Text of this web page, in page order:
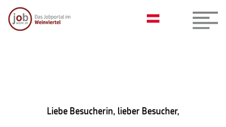
Liebe Besucherin, lieber Besucher,